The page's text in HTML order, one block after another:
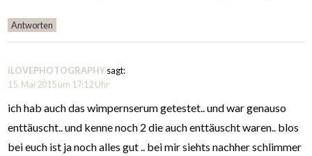
Antworten
iLOVEPHOTOGRAPHYsagt:
15. Mai 2015 um 17:12 Uhr
ich hab auch das wimpernserum getestet.. und war genauso
enttäuscht.. und kenne noch 2 die auch enttäuscht waren.. blos
bei euch ist ja noch alles gut .. bei mir siehts nachher schlimmer